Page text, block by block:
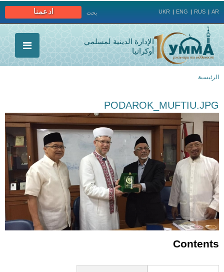
ادعمنا بحث UKR ENG RUS AR
الإدارة الدينية لمسلمي
أوكرانيا
هنا
الرئيسية
PODAROK_MUFTIU.JPG
Contents